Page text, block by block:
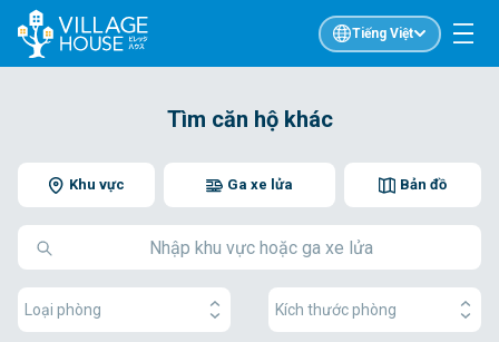
Tiếng Việt
Tìm căn hộ khác
Khu vực Bản đồ
Ga xe lửa
Loại phòng Kích thước phòng